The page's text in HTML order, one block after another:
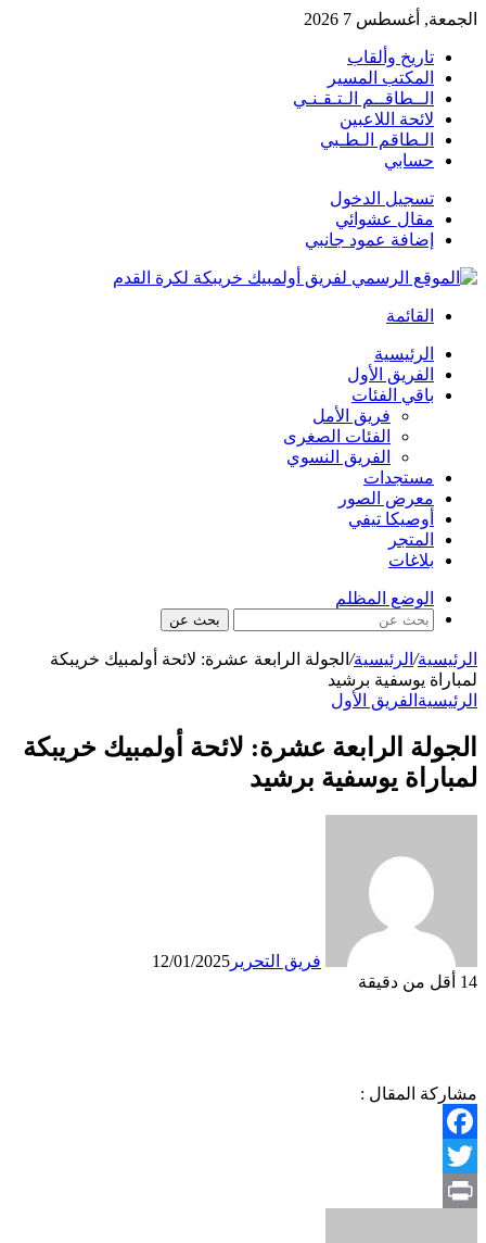
الجمعة, أغسطس 7 2026
تاريخ وألقاب
المكتب المسير
الــطاقــم الـتـقـنـي
لائحة اللاعبين
الـطاقم الـطـبي
حسابي
تسجيل الدخول
مقال عشوائي
إضافة عمود جانبي
القائمة
الرئيسية
الفريق الأول
باقي الفئات
فريق الأمل
الفئات الصغرى
الفريق النسوي
مستجدات
معرض الصور
أوصيكا تيفي
المتجر
بلاغات
الوضع المظلم
بحث عن
الرئيسية/ الرئيسية/ الجولة الرابعة عشرة: لائحة أولمبيك خريبكة
لمباراة يوسفية برشيد
الرئيسية الفريق الأول
الجولة الرابعة عشرة: لائحة أولمبيك خريبكة
لمباراة يوسفية برشيد
فريق التحرير 12/01/2025
14 أقل من دقيقة
مشاركة المقال :
Facebook
Twitter